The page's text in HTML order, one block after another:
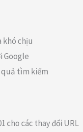
khó chịu
Google
quả tìm kiếm
cho các thay đổi URL